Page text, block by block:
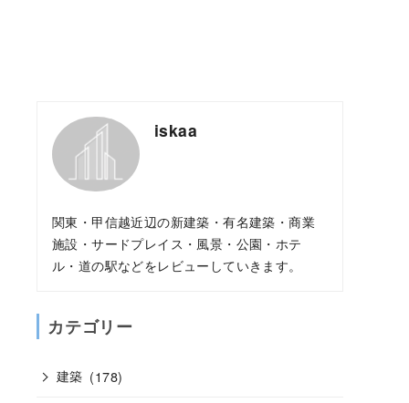
iskaa
関東・甲信越近辺の新建築・有名建築・商業
施設・サードプレイス・風景・公園・ホテ
ル・道の駅などをレビューしていきます。
カテゴリー
建築 (178)